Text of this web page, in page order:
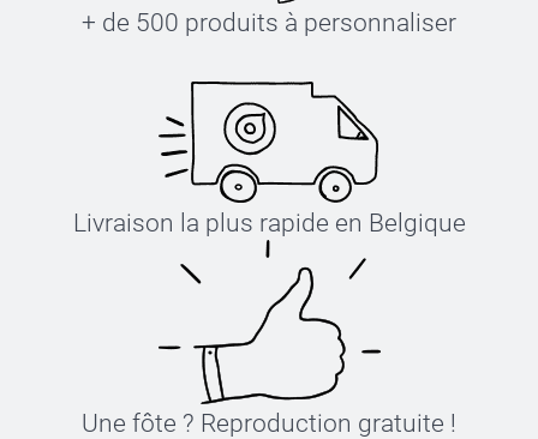
+ de 500 produits à personnaliser
Livraison la plus rapide en Belgique
Une fôte ? Reproduction gratuite !